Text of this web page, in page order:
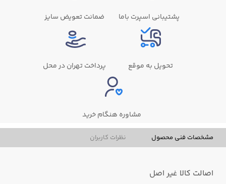
پشتیبانی اسپرت باما ضمانت تعویض سایز
تحویل به موقع پرداخت تهران در محل
مشاوره هنگام خرید
مشخصات فنی محصول نظرات کاربران
اصالت کالا غیر اصل